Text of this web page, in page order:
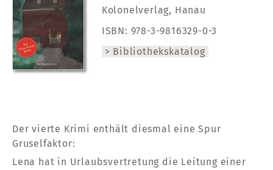
Kolonelverlag, Hanau
ISBN: 978-3-9816329-0-3
Bibliothekskatalog
Der vierte Krimi enthält diesmal eine Spur
Gruselfaktor:
Lena hat in Urlaubsvertretung die Leitung einer